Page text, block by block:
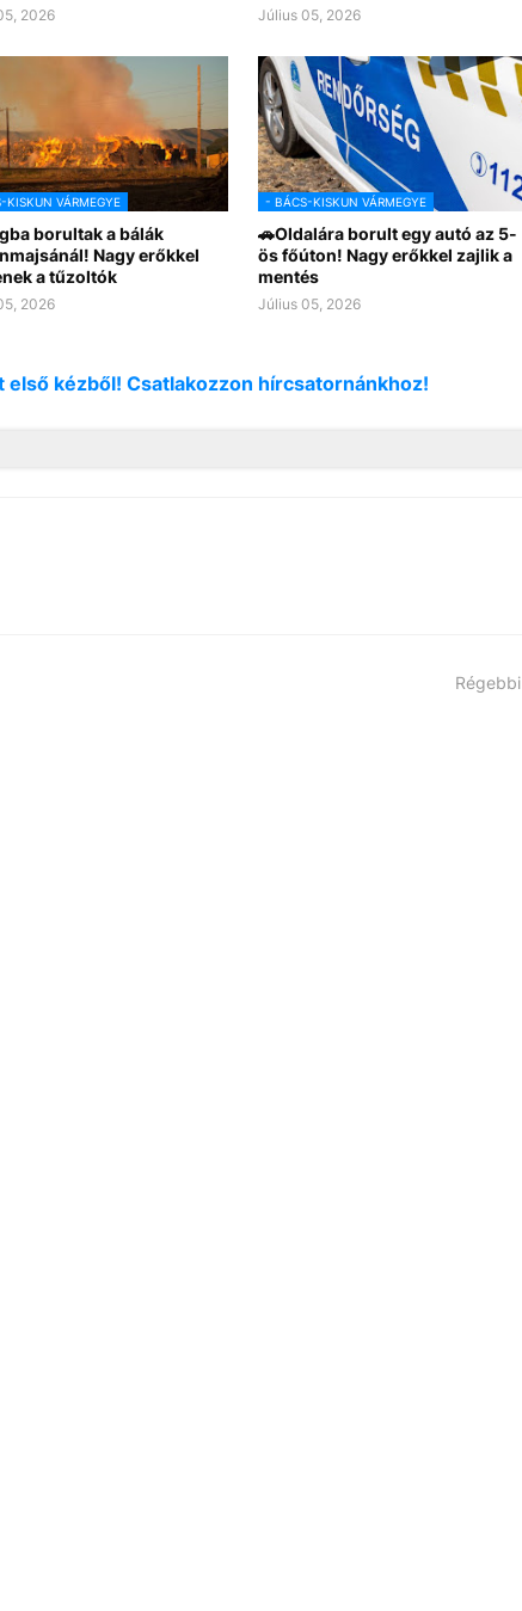
2026 Július 05, 2026
KISKUN VÁRMEGYE
borultak a bálák
Nagy erőkkel
a tűzoltók
2026
- BÁCS-KISKUN VÁRMEGYE
🚗Oldalára borult egy autó az 5-
ös főúton! Nagy erőkkel zajlik a
mentés
Július 05, 2026
első kézből! Csatlakozzon hírcsatornánkhoz!
Régebbi